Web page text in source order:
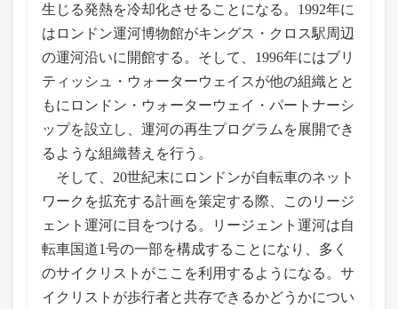
生じる発熱を冷却化させることになる。1992年に
はロンドン運河博物館がキングス・クロス駅周辺
の運河沿いに開館する。そして、1996年にはブリ
ティッシュ・ウォーターウェイスが他の組織とと
もにロンドン・ウォーターウェイ・パートナーシ
ップを設立し、運河の再生プログラムを展開でき
るような組織替えを行う。
そして、20世紀末にロンドンが自転車のネット
ワークを拡充する計画を策定する際、このリージ
ェント運河に目をつける。リージェント運河は自
転車国道1号の一部を構成することになり、多く
のサイクリストがここを利用するようになる。サ
イクリストが歩行者と共存できるかどうかについ